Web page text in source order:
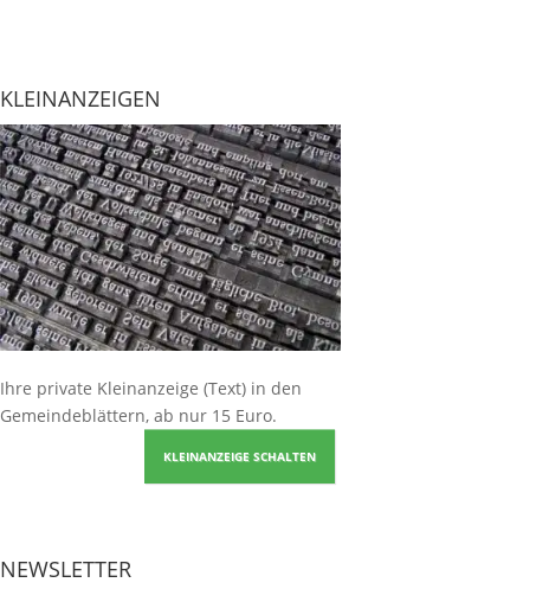
KLEINANZEIGEN
Ihre private Kleinanzeige (Text) in den
Gemeindeblättern, ab nur 15 Euro.
KLEINANZEIGE SCHALTEN
NEWSLETTER